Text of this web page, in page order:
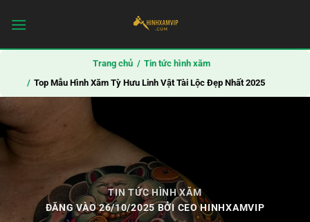
qua
Trang chủ
Tin tức hình xăm
Top Mẫu Hình Xăm Tỳ Hưu Linh Vật Tài Lộc Đẹp Nhất 2025
TIN TỨC HÌNH XĂM
ĐĂNG VÀO26/10/2025 BỞI CEO HINHXAMVIP